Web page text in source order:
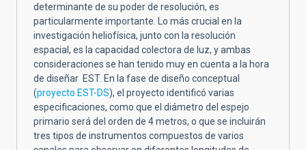
determinante de su poder de resolución, es
particularmente importante. Lo más crucial en la
investigación heliofísica, junto con la resolución
espacial, es la capacidad colectora de luz, y ambas
consideraciones se han tenido muy en cuenta a la hora
de diseñar EST. En la fase de diseño conceptual
(proyecto EST-DS), el proyecto identificó varias
especificaciones, como que el diámetro del espejo
primario será del orden de 4 metros, o que se incluirán
tres tipos de instrumentos compuestos de varios